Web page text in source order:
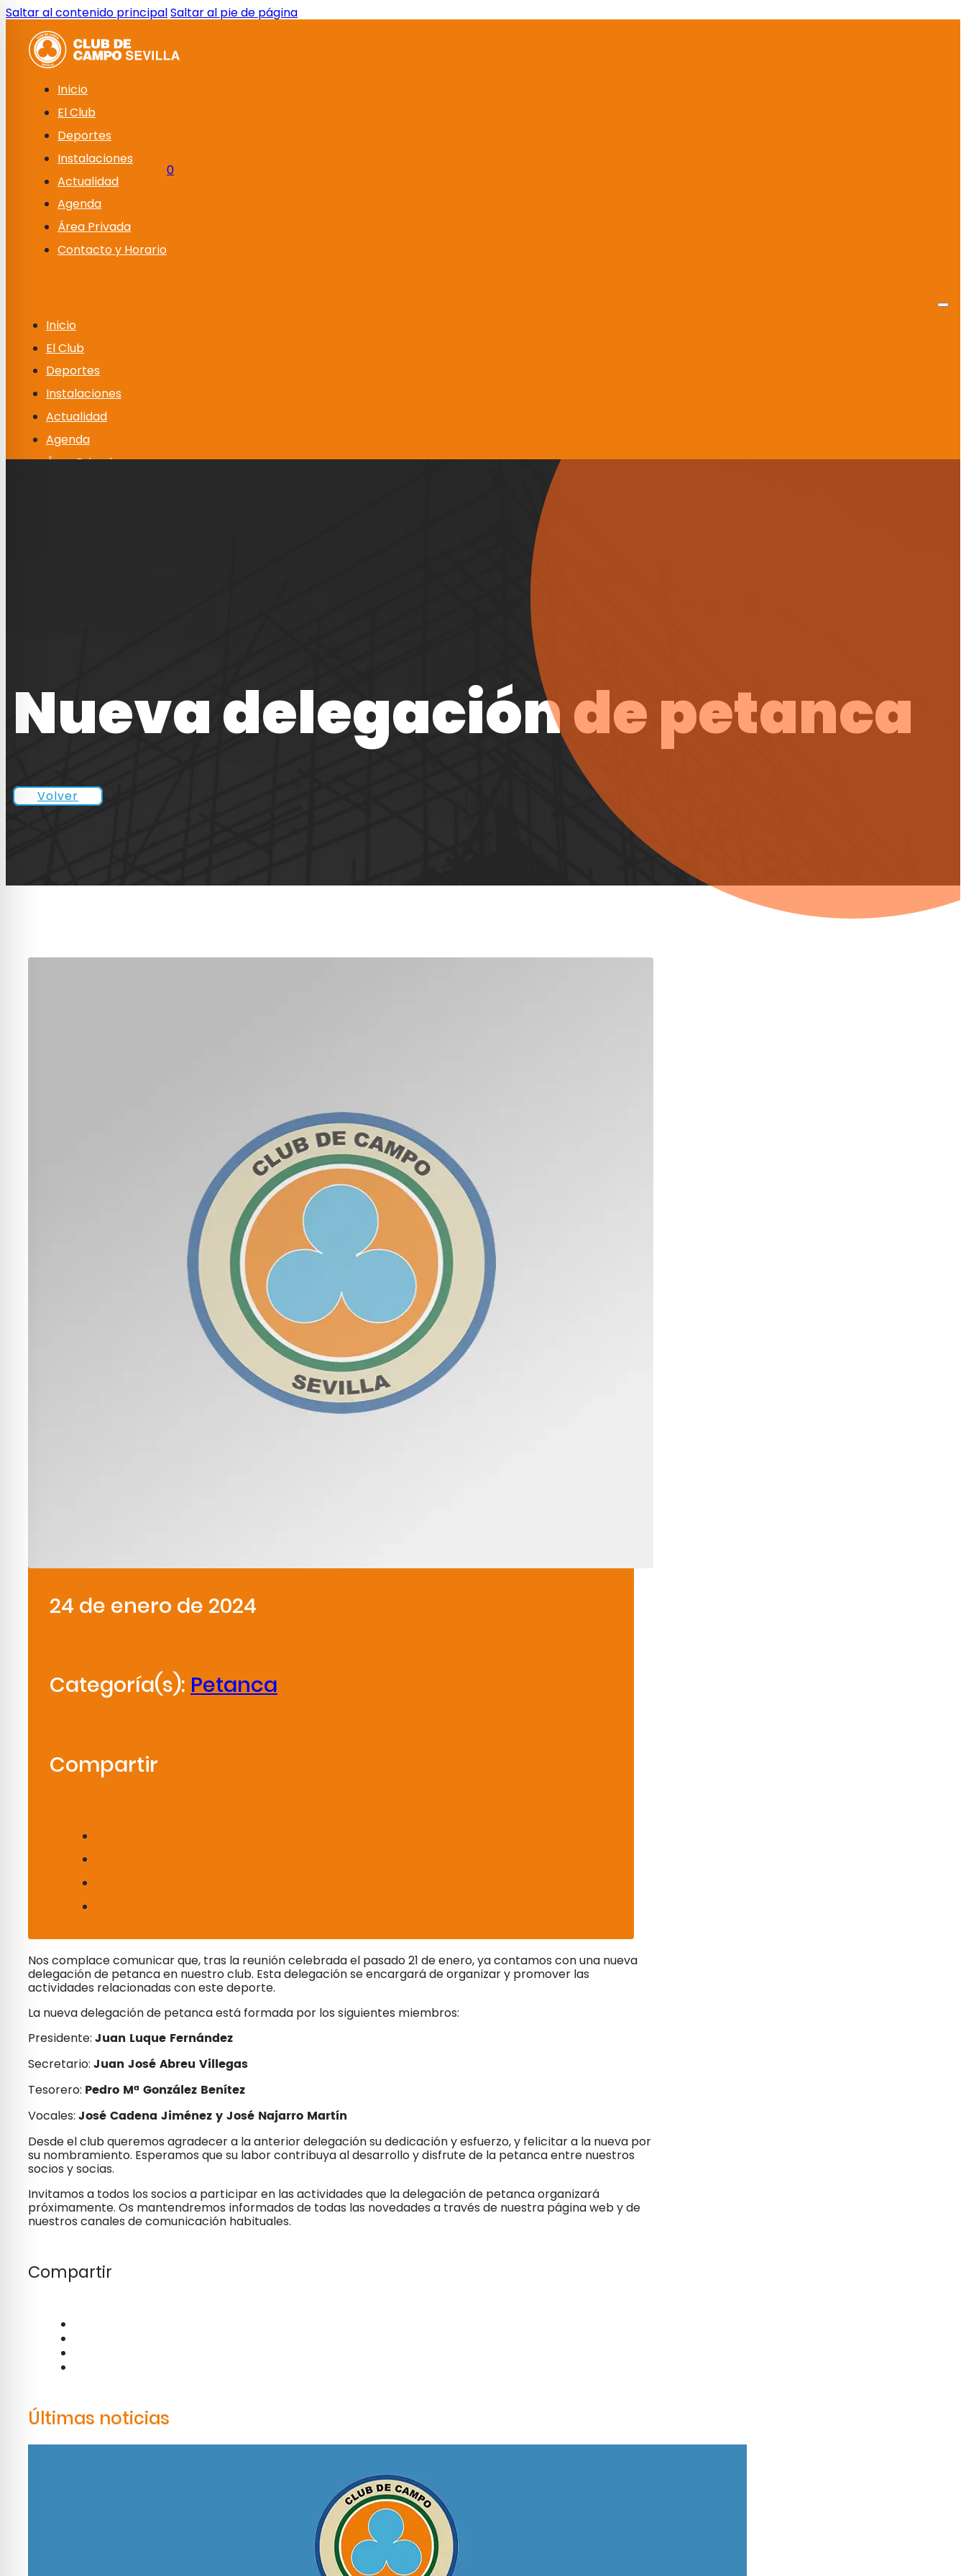
Saltar al contenido principalSaltar al pie de página
Inicio
El Club
Deportes
Instalaciones
Actualidad
Agenda
Área Privada
Contacto y Horario
0
Inicio
El Club
Deportes
Instalaciones
Actualidad
Agenda
Área Privada
Nueva delegación de petanca
Volver
24 de enero de 2024
Categoría(s): Petanca
Compartir
Nos complace comunicar que, tras la reunión celebrada el pasado 21 de enero, ya contamos con una nueva
delegación de petanca en nuestro club. Esta delegación se encargará de organizar y promover las
actividades relacionadas con este deporte.
La nueva delegación de petanca está formada por los siguientes miembros:
Presidente: Juan Luque Fernández
Secretario: Juan José Abreu Villegas
Tesorero: Pedro Mª González Benítez
Vocales: José Cadena Jiménez y José Najarro Martín
Desde el club queremos agradecer a la anterior delegación su dedicación y esfuerzo, y felicitar a la nueva por
su nombramiento. Esperamos que su labor contribuya al desarrollo y disfrute de la petanca entre nuestros
socios y socias.
Invitamos a todos los socios a participar en las actividades que la delegación de petanca organizará
próximamente. Os mantendremos informados de todas las novedades a través de nuestra página web y de
nuestros canales de comunicación habituales.
Compartir
Últimas noticias